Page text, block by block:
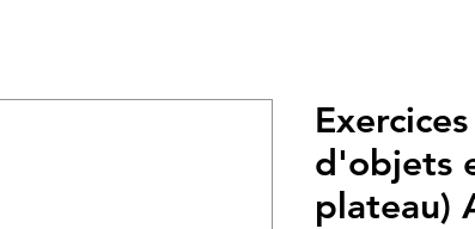
d'objets
plateau)